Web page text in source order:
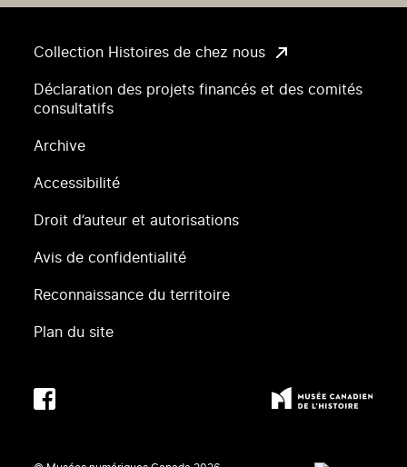
Collection Histoires de chez nous
Déclaration des projets financés et des comités
consultatifs
Archive
Accessibilité
Droit d’auteur et autorisations
Avis de confidentialité
Reconnaissance du territoire
Plan du site